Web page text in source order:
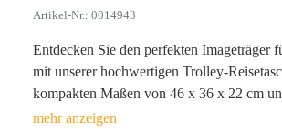
Artikel-Nr.: 0014943
Entdecken Sie den perfekten Imageträger
mit unserer hochwertigen Trolley-
kompakten Maßen von 46 x 36 x 22 cm
Gesamtgewicht von nur 2523 g bietet sie